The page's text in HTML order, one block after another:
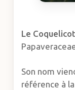
Le Coquelicot
Son nom
référence à